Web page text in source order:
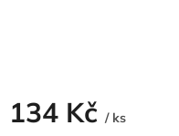
134 Kč / ks